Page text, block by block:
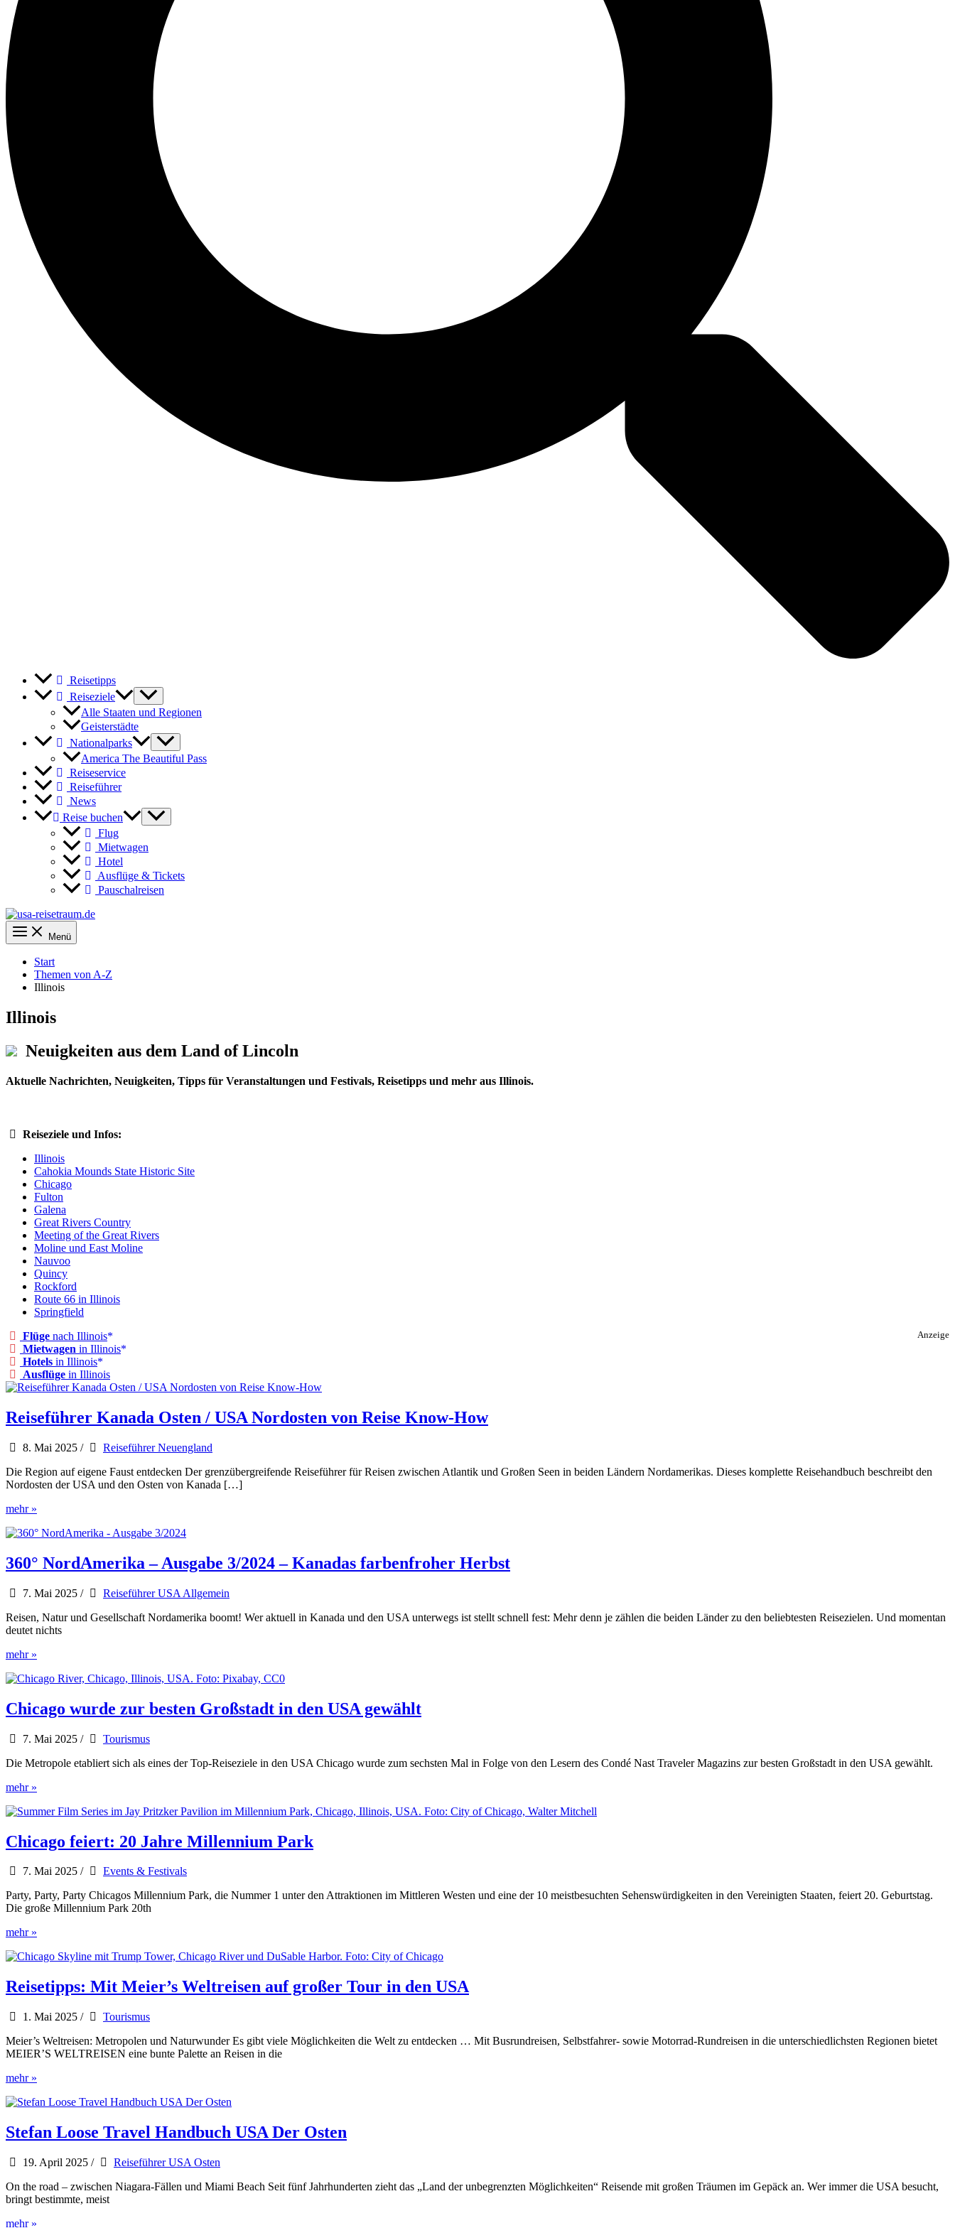
Reisetipps
Reiseziele
Alle Staaten und Regionen
Geisterstädte
Nationalparks
America The Beautiful Pass
Reiseservice
Reiseführer
News
Reise buchen
Flug
Mietwagen
Hotel
Ausflüge & Tickets
Pauschalreisen
Menü
Start
Themen von A-Z
Illinois
Illinois
Neuigkeiten aus dem Land of Lincoln
Aktuelle Nachrichten, Neuigkeiten, Tipps für Veranstaltungen und Festivals, Reisetipps und mehr aus Illinois.
Reiseziele und Infos:
Illinois
Cahokia Mounds State Historic Site
Chicago
Fulton
Galena
Great Rivers Country
Meeting of the Great Rivers
Moline und East Moline
Nauvoo
Quincy
Rockford
Route 66 in Illinois
Springfield
Anzeige
Flüge nach Illinois
Mietwagen in Illinois
Hotels in Illinois
Ausflüge in Illinois
Reiseführer Kanada Osten / USA Nordosten von Reise Know-How
8. Mai 2025 /
Reiseführer Neuengland
Die Region auf eigene Faust entdecken Der grenzübergreifende Reiseführer für Reisen zwischen Atlantik und Großen Seen in beiden Ländern Nordamerikas. Dieses komplette Reisehandbuch beschreibt den
Nordosten der USA und den Osten von Kanada […]
Reiseführer
Osten
USA
Nordosten
Reise
How
mehr »
360° NordAmerika – Ausgabe 3/2024 – Kanadas farbenfroher Herbst
7. Mai 2025 /
Reiseführer USA Allgemein
Reisen, Natur und Gesellschaft Nordamerika boomt! Wer aktuell in Kanada und den USA unterwegs ist stellt schnell fest: Mehr denn je zählen die beiden Länder zu den beliebtesten Reisezielen. Und momentan
deutet nichts
360°
–
3/2024
–
farbenfroher
mehr »
Chicago wurde zur besten Großstadt in den USA gewählt
7. Mai 2025 /
Tourismus
Die Metropole etabliert sich als eines der Top-Reiseziele in den USA Chicago wurde zum sechsten Mal in Folge von den Lesern des Condé Nast Traveler Magazins zur besten Großstadt in den USA gewählt.
Chicago
zur
Großstadt
in
USA
gewählt
mehr »
Chicago feiert: 20 Jahre Millennium Park
7. Mai 2025 /
Events & Festivals
Party, Party, Party Chicagos Millennium Park, die Nummer 1 unter den Attraktionen im Mittleren Westen und eine der 10 meistbesuchten Sehenswürdigkeiten in den Vereinigten Staaten, feiert 20. Geburtstag.
Die große Millennium Park 20th
Chicago
Jahre
Park
mehr »
Reisetipps: Mit Meier’s Weltreisen auf großer Tour in den USA
1. Mai 2025 /
Tourismus
Meier’s Weltreisen: Metropolen und Naturwunder Es gibt viele Möglichkeiten die Welt zu entdecken … Mit Busrundreisen, Selbstfahrer- sowie Motorrad-Rundreisen in die unterschiedlichsten Regionen bietet
MEIER’S WELTREISEN eine bunte Palette an Reisen in die
Reisetipps:
Meier’s
auf
großer
in
USA
mehr »
Stefan Loose Travel Handbuch USA Der Osten
19. April 2025 /
Reiseführer USA Osten
On the road – zwischen Niagara-Fällen und Miami Beach Seit fünf Jahrhunderten zieht das „Land der unbegrenzten Möglichkeiten“ Reisende mit großen Träumen im Gepäck an. Wer immer die USA besucht,
bringt bestimmte, meist
Stefan
mehr »